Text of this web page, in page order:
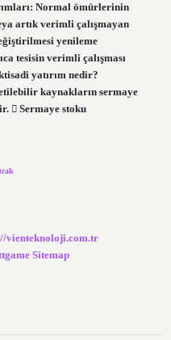
Normal ömürlerinin
artık verimli çalışmayan
yenileme
tesisin verimli çalışması
yatırım nedir?
kaynakların sermaye
 Sermaye stoku
vienteknoloji.com.tr
Sitemap